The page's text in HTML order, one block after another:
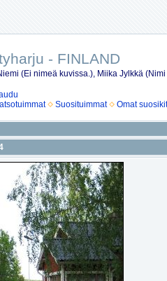
- FINLAND
(Ei nimeä kuvissa.), Miika Jylkkä
Suosituimmat Omat suosikit